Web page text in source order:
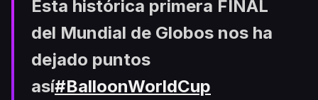
Esta histórica primera FINAL
del Mundial de Globos nos ha
dejado puntos
así#BalloonWorldCup